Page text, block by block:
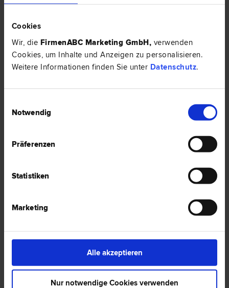
Cookies
Wir, die FirmenABC Marketing GmbH, verwenden
Cookies, um Inhalte und Anzeigen zu personalisieren.
Weitere Informationen finden Sie unter Datenschutz.
Notwendig
Präferenzen
Statistiken
Marketing
Alle akzeptieren
Nur notwendige Cookies verwenden
Mag. Benjamin SARTORI
Vertrags­recht | Liegenschafts- und Immobilien­recht | Erb­recht |
8010 Graz